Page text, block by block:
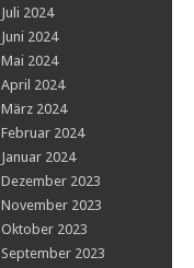
Juli 2024
Juni 2024
Mai 2024
April 2024
März 2024
Februar 2024
Januar 2024
Dezember 2023
November 2023
Oktober 2023
September 2023